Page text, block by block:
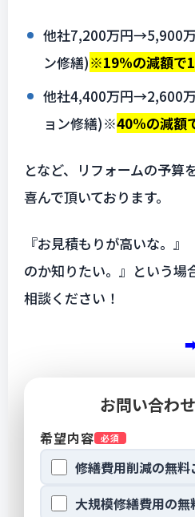
他社7,200万円→5,900
ン修繕)※19%の減額で
他社4,400万円→2,600
ョン修繕)※40%の減額
となど、リフォームの予算
喜んで頂いております。
『お見積もりが高いな。
のか知りたい。』という場
相談ください！
お問い合わ
希望内容 必須
修繕費用削減の無料
大規模修繕費用の無